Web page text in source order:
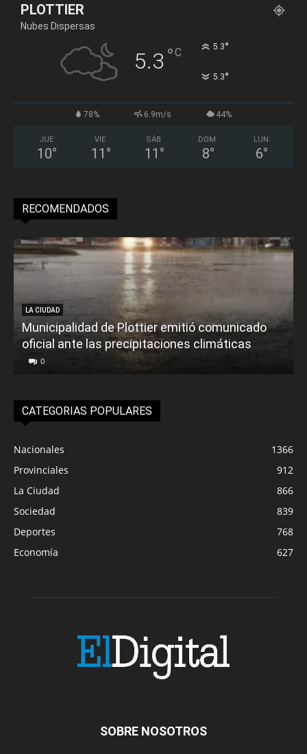
PLOTTIER
Nubes Dispersas
5.3 °C 5.3°
5.3°
78% 6.9m/s 44%
JUE
10°
VIE
11 °
SÁB
11 °
DOM
8°
LUN
6°
RECOMENDADOS
LA CIUDAD
Municipalidad de Plottier emitió comunicado
oficial ante las precipitaciones climáticas
0
CATEGORIAS POPULARES
Nacionales
1366
Provinciales
912
La Ciudad
866
Sociedad
839
Deportes
768
Economía
627
SOBRE NOSOTROS